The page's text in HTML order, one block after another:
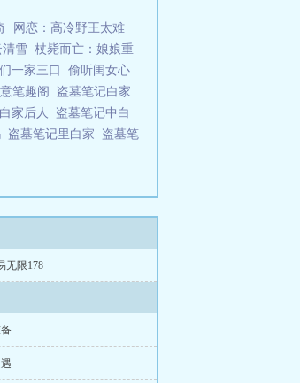
网恋：高冷野王太难
清雪 杖毙而亡：娘娘重
一家三口
偷听闺女心
笔趣阁 盗墓笔记白家
家后人 盗墓笔记中白
盗墓笔记里白家 盗墓笔
无限178